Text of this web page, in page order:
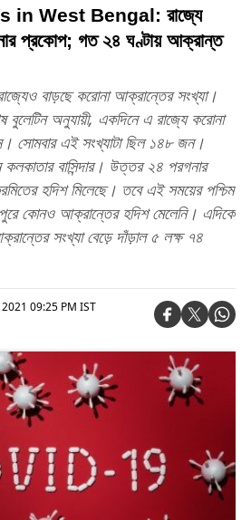
in West Bengal: রাজ্যে
প্রকোপ; গত ২৪ ঘণ্টায় আক্রান্ত
বাড়ছে করোনা আক্রান্তের সংখ্যা।
বুলেটিন অনুযায়ী, একদিনে এ রাজ্যে করোনা
এই সংখ্যাটা ছিল ১৪৮ জন।
বাসিন্দার। উত্তর ২৪ পরগনার
হদিশ মিলেছে। তবে এই সময়ের পশ্চিম
কোনও আক্রান্তের হদিশ মেলেনি। এদিকে
সংখ্যা বেড়ে দাঁড়াল ৫ লক্ষ ৭৪
2021 09:25 PM IST